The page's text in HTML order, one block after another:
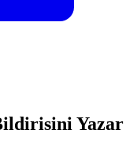
Yazar